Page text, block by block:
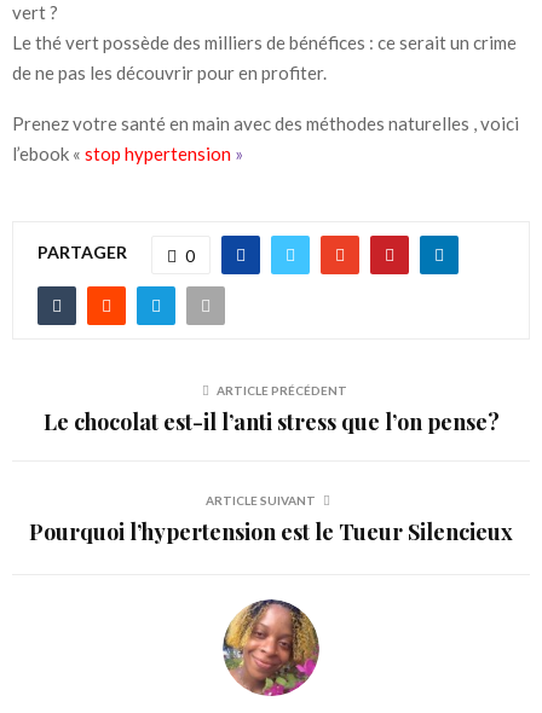
vert ?
Le thé vert possède des milliers de bénéfices : ce serait un crime
de ne pas les découvrir pour en profiter.
Prenez votre santé en main avec des méthodes naturelles , voici
l’ebook « stop hypertension »
PARTAGER 0
ARTICLE PRÉCÉDENT
Le chocolat est-il l’anti stress que l’on pense?
ARTICLE SUIVANT
Pourquoi l’hypertension est le Tueur Silencieux